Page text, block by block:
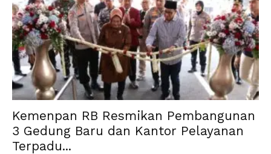
Kemenpan RB Resmikan Pembangunan
3 Gedung Baru dan Kantor Pelayanan
Terpadu...